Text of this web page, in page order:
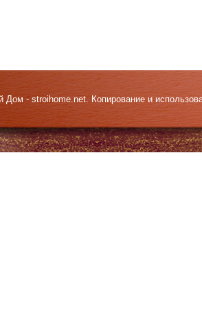
Дом - stroihome.net. Копирование и